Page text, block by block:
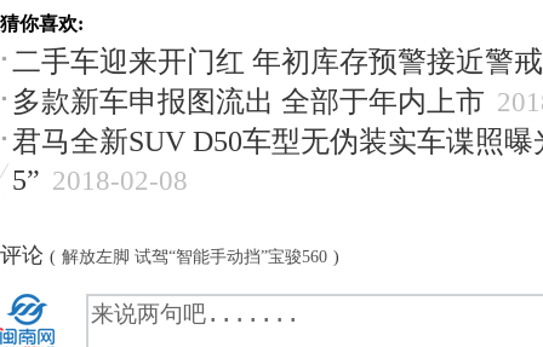
猜你喜欢:
二手车迎来开门红 年初库存预警接近警
多款新车申报图流出 全部于年内上市
君马全新SUV D50车型无伪装实车谍照曝
5” 2018-02-08
评论 ( 解放左脚 试驾“智能手动挡”宝骏560 )